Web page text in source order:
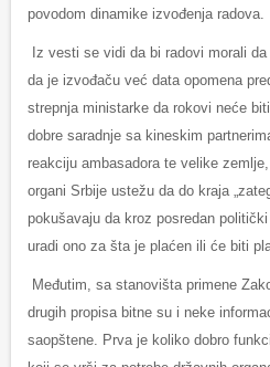
povodom dinamike izvođenja radova.
Iz vesti se vidi da bi radovi morali
da je izvođaču već data opomena
strepnja ministarke da rokovi neće
dobre saradnje sa kineskim
reakciju ambasadora te velike
organi Srbije ustežu da do kraja
pokušavaju da kroz posredan
uradi ono za šta je plaćen ili će biti
Međutim, sa stanovišta primene
drugih propisa bitne su i neke
saopštene. Prva je koliko dobro